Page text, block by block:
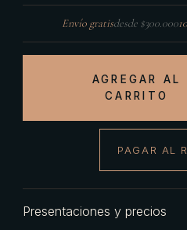
Envío gratisdesde $300.000
AGREGAR AL
CARRITO
PAGAR AL
Presentaciones y precios